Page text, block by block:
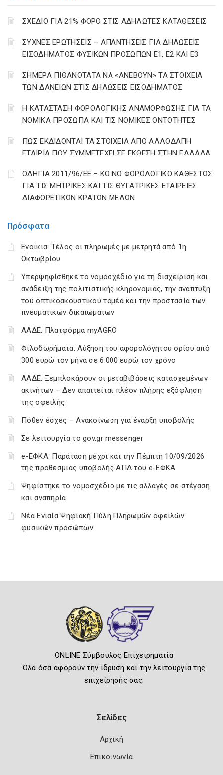
Πρόσφατα
Ενοίκια: Τέλος οι πληρωμές με μετρητά από 1η
Οκτωβρίου
Υπερψηφίσθηκε το νομοσχέδιο για τη διαχείριση και
ανάδειξη της πολιτιστικής κληρονομιάς, την ανάπτυξη
του οπτικοακουστικού τομέα και την προστασία των
πνευματικών δικαιωμάτων
ΑΑΔΕ: Πλατφόρμα myAGRO
Φιλοδωρήματα: Αύξηση του αφορολόγητου ορίου από
300 ευρώ τον μήνα σε 6.000 ευρώ τον χρόνο
ΑΑΔΕ: Ξεμπλοκάρουν οι μεταβιβάσεις κατασχεμένων
ακινήτων – Δεν απαιτείται πλέον πλήρης εξόφληση
της οφειλής
Πόθεν έσχες – Ανακοίνωση για έναρξη υποβολής
Σε λειτουργία το gov.gr messenger
e-ΕΦΚΑ: Παράταση μέχρι και την Πέμπτη 10/09/2026
της προθεσμίας υποβολής ΑΠΔ του e-ΕΦΚΑ
Ψηφίστηκε το νομοσχέδιο με τις αλλαγές σε στέγαση
και αναπηρία
Νέα Ενιαία Ψηφιακή Πύλη Πληρωμών οφειλών
φυσικών προσώπων
ΣΧΕΔΙΟ ΓΙΑ 21% ΦΟΡΟ ΣΤΙΣ ΑΔΗΛΩΤΕΣ ΚΑΤΑΘΕΣΕΙΣ
ΣΥΧΝΕΣ ΕΡΩΤΗΣΕΙΣ – ΑΠΑΝΤΗΣΕΙΣ ΓΙΑ ΔΗΛΩΣΕΙΣ
ΕΙΣΟΔΗΜΑΤΟΣ ΦΥΣΙΚΩΝ ΠΡΟΣΩΠΩΝ Ε1, Ε2 ΚΑΙ Ε3
ΣΗΜΕΡΑ ΠΙΘΑΝΟΤΑΤΑ ΝΑ «ΑΝΕΒΟΥΝ» ΤΑ ΣΤΟΙΧΕΙΑ
ΤΩΝ ΔΑΝΕΙΩΝ ΣΤΙΣ ΔΗΛΩΣΕΙΣ ΕΙΣΟΔΗΜΑΤΟΣ
Η ΚΑΤΑΣΤΑΣΗ ΦΟΡΟΛΟΓΙΚΗΣ ΑΝΑΜΟΡΦΩΣΗΣ ΓΙΑ ΤΑ
ΝΟΜΙΚΑ ΠΡΟΣΩΠΑ ΚΑΙ ΤΙΣ ΝΟΜΙΚΕΣ ΟΝΤΟΤΗΤΕΣ
ΠΩΣ ΕΚΔΙΔΟΝΤΑΙ ΤΑ ΣΤΟΙΧΕΙΑ ΑΠΟ ΑΛΛΟΔΑΠΗ
ΕΤΑΙΡΙΑ ΠΟΥ ΣΥΜΜΕΤΕΧΕΙ ΣΕ ΕΚΘΕΣΗ ΣΤΗΝ ΕΛΛΑΔΑ
ΟΔΗΓΙΑ 2011/96/ΕΕ – ΚΟΙΝΟ ΦΟΡΟΛΟΓΙΚΟ ΚΑΘΕΣΤΩΣ
ΓΙΑ ΤΙΣ ΜΗΤΡΙΚΕΣ ΚΑΙ ΤΙΣ ΘΥΓΑΤΡΙΚΕΣ ΕΤΑΙΡΕΙΕΣ
ΔΙΑΦΟΡΕΤΙΚΩΝ ΚΡΑΤΩΝ ΜΕΛΩΝ
ONLINE Σύμβουλος Επιχειρηματία
Όλα όσα αφορούν την ίδρυση και την λειτουργία της
επιχείρησής σας.
Σελίδες
Αρχική
Επικοινωνία